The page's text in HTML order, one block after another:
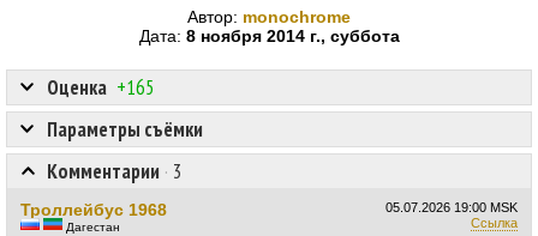
Автор: monochrome
Дата: 8 ноября 2014 г., суббота
Оценка +165
Параметры съёмки
Комментарии · 3
05.07.2026 19:00 MSK
Ссылка
Троллейбус 1968
Дагестан